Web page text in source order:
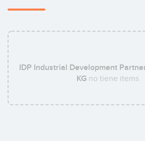
IDP Industrial Development
KGno tiene items